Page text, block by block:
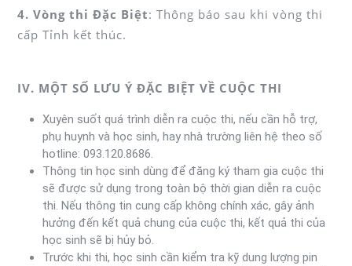
4. Vòng thi Đặc Biệt: Thông báo sau khi vòng thi
cấp Tỉnh kết thúc.
IV. MỘT SỐ LƯU Ý ĐẶC BIỆT VỀ CUỘC THI
Xuyên suốt quá trình diễn ra cuộc thi, nếu cần hỗ trợ,
phụ huynh và học sinh, hay nhà trường liên hệ theo số
hotline: 093.120.8686.
Thông tin học sinh dùng để đăng ký tham gia cuộc thi
sẽ được sử dụng trong toàn bộ thời gian diễn ra cuộc
thi. Nếu thông tin cung cấp không chính xác, gây ảnh
hưởng đến kết quả chung của cuộc thi, kết quả thi của
học sinh sẽ bị hủy bỏ.
Trước khi thi, học sinh cần kiểm tra kỹ dung lượng pin